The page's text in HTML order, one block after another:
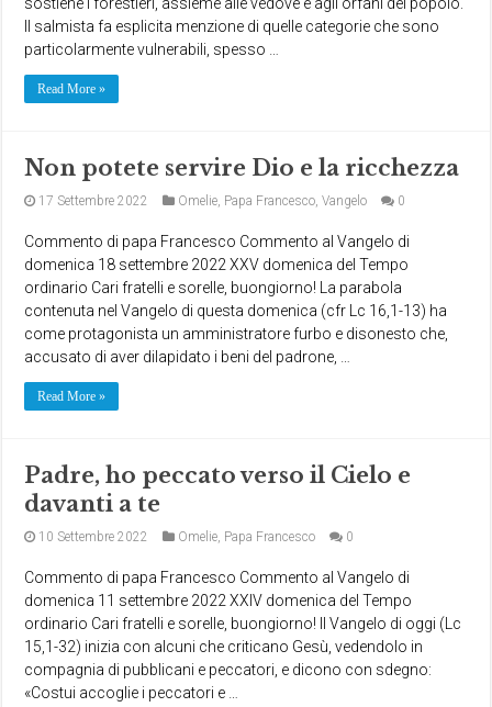
Il salmista fa esplicita menzione di quelle categorie che sono
particolarmente vulnerabili, spesso …
Read More »
Non potete servire Dio e la ricchezza
17 Settembre 2022 Omelie, Papa Francesco,Vangelo 0
Commento di papa Francesco Commento al Vangelo di
domenica 18 settembre 2022 XXV domenica del Tempo
ordinario Cari fratelli e sorelle, buongiorno! La parabola
contenuta nel Vangelo di questa domenica (cfr Lc 16,1-13) ha
come protagonista un amministratore furbo e disonesto che,
accusato di aver dilapidato i beni del padrone, …
Read More »
Padre, ho peccato verso il Cielo e
davanti a te
10 Settembre 2022 Omelie, Papa Francesco 0
Commento di papa Francesco Commento al Vangelo di
domenica 11 settembre 2022 XXIV domenica del Tempo
ordinario Cari fratelli e sorelle, buongiorno! Il Vangelo di oggi (Lc
15,1-32) inizia con alcuni che criticano Gesù, vedendolo in
compagnia di pubblicani e peccatori, e dicono con sdegno:
«Costui accoglie i peccatori e …